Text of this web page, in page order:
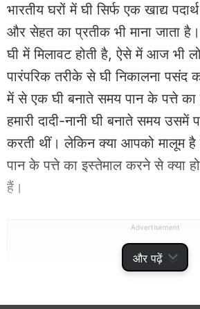
और पढ़ें
भारतीय घरों में घी सिर्फ एक खाद्य
और सेहत का प्रतीक भी माना जाता
घी में मिलावट होती है, ऐसे में आज भी
पारंपरिक तरीके से घी निकालना पसंद
में से एक घी बनाते समय पान के पत्ते
हमारी दादी-नानी घी बनाते समय उसमें
करती थीं। लेकिन क्या आपको मालूम है
पान के पत्ते का इस्तेमाल करने से क्या
हैं।
Advertisement